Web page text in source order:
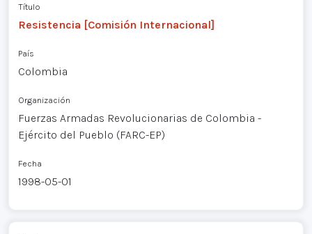
Título
Resistencia [Comisión Internacional]
País
Colombia
Organización
Fuerzas Armadas Revolucionarias de Colombia -
Ejército del Pueblo (FARC-EP)
Fecha
1998-05-01